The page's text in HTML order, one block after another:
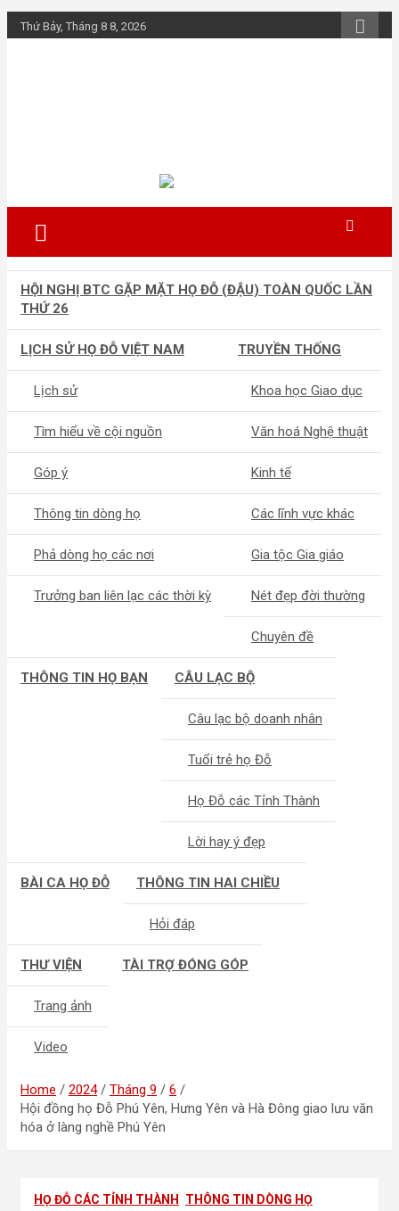
Skip
to
Thứ Bảy, Tháng 8 8, 2026
HỘI NGHỊ BTC GẶP MẶT HỌ ĐỖ (ĐẬU) TOÀN QUỐC LẦN
THỨ 26
LỊCH SỬ HỌ ĐỖ VIỆT NAM
Lịch sử
Tìm hiểu về cội nguồn
Góp ý
Thông tin dòng họ
Phả dòng họ các nơi
Trưởng ban liên lạc các thời kỳ
TRUYỀN THỐNG
Khoa học Giao dục
Văn hoá Nghệ thuật
Kinh tế
Các lĩnh vực khác
Gia tộc Gia giáo
Nét đẹp đời thường
Chuyên đề
THÔNG TIN HỌ BẠN CÂU LẠC BỘ
Câu lạc bộ doanh nhân
Tuổi trẻ họ Đỗ
Họ Đỗ các Tỉnh Thành
Lời hay ý đẹp
BÀI CA HỌ ĐỖ THÔNG TIN HAI CHIỀU
Hỏi đáp
THƯ VIỆN
Trang ảnh
Video
TÀI TRỢ ĐÓNG GÓP
Home 2024 Tháng 9
6
Hội đồng họ Đỗ Phú Yên, Hưng Yên và Hà Đông giao lưu văn
hóa ở làng nghề Phú Yên
HỌ ĐỖ CÁC TỈNH THÀNH
THÔNG TIN DÒNG HỌ